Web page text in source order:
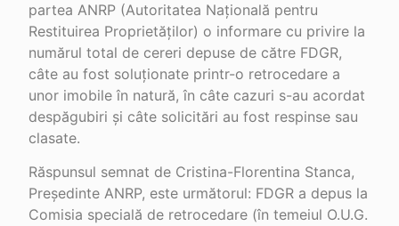
partea ANRP (Autoritatea Națională pentru
Restituirea Proprietăților) o informare cu privire la
numărul total de cereri depuse de către FDGR,
câte au fost soluționate printr-o retrocedare a
unor imobile în natură, în câte cazuri s-au acordat
despăgubiri și câte solicitări au fost respinse sau
clasate.
Răspunsul semnat de Cristina-Florentina Stanca,
Președinte ANRP, este următorul: FDGR a depus la
Comisia specială de retrocedare (în temeiul O.U.G.